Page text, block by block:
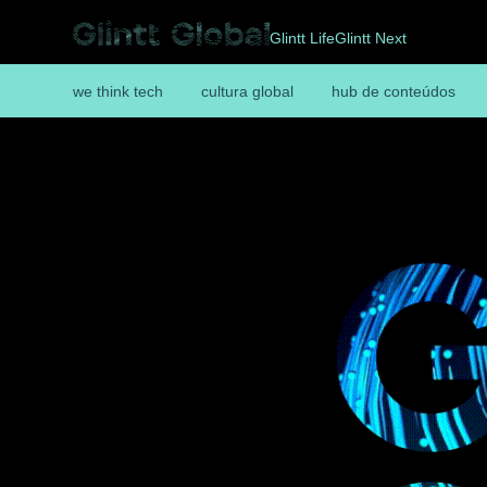
Glintt LifeGlintt Next
we think tech cultura global hub de conteúdos